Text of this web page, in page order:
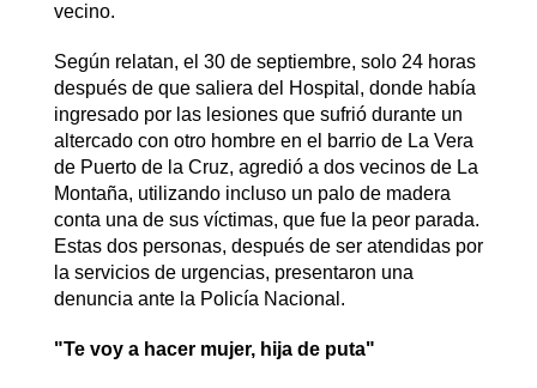
vecino.
Según relatan, el 30 de septiembre, solo 24 horas
después de que saliera del Hospital, donde había
ingresado por las lesiones que sufrió durante un
altercado con otro hombre en el barrio de La Vera
de Puerto de la Cruz, agredió a dos vecinos de La
Montaña, utilizando incluso un palo de madera
conta una de sus víctimas, que fue la peor parada.
Estas dos personas, después de ser atendidas por
la servicios de urgencias, presentaron una
denuncia ante la Policía Nacional.
"Te voy a hacer mujer, hija de puta"